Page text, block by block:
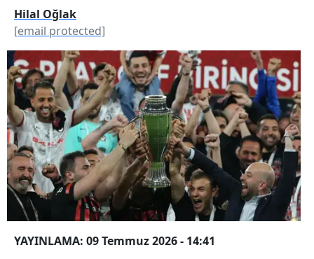
Hilal Oğlak
[email protected]
YAYINLAMA: 09 Temmuz 2026 - 14:41